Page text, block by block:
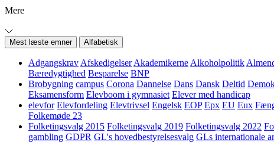
Mere
Mest læste emner Alfabetisk
Adgangskrav Afskedigelser Akademikerne Alkoholpolitik
Bæredygtighed Besparelse BNP
Brobygning campus Corona Dannelse Dans Dansk Deltid
Eksamensform Elevboom i gymnasiet Elever med handicap
elevfor Elevfordeling Elevtrivsel Engelsk EOP Epx EU Eux
Folkemøde 23
Folketingsvalg 2015 Folketingsvalg 2019 Folketingsvalg 2022
gambling GDPR GL's hovedbestyrelsesvalg GLs internationale